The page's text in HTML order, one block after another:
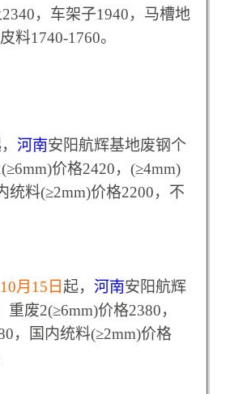
，车架子1940，马槽地
料1740-1760。
河南安阳航辉基地废钢个
价格2420，(≥4mm)
统料(≥2mm)价格2200，不
10月15日 起， 河南安阳航辉
重废2(≥6mm)价格2380，
，国内统料(≥2mm)价格